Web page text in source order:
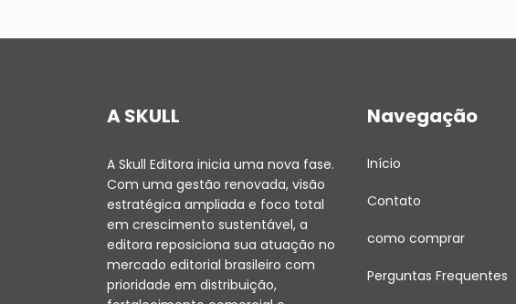
A SKULL
A Skull Editora inicia uma nova fase.
Com uma gestão renovada, visão
estratégica ampliada e foco total
em crescimento sustentável, a
editora reposiciona sua atuação no
mercado editorial brasileiro com
prioridade em distribuição,
Navegação
Início
Contato
como comprar
Perguntas Frequentes